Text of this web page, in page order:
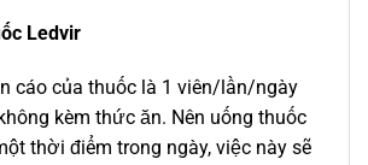
Ledvir
cáo của thuốc là 1 viên/lần/ngày
kèm thức ăn. Nên uống thuốc
thời điểm trong ngày, việc này sẽ